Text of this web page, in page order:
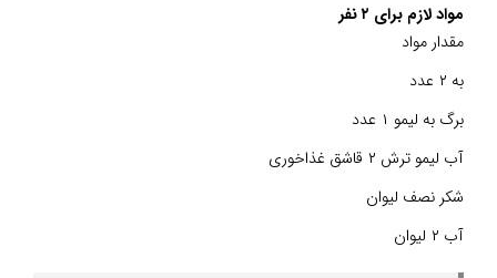
مواد لازم برای ۲ نفر
مقدار مواد
به ۲ عدد
برگ به لیمو ۱ عدد
آب لیمو ترش ۲ قاشق غذاخوری
شکر نصف لیوان
آب ۲ لیوان